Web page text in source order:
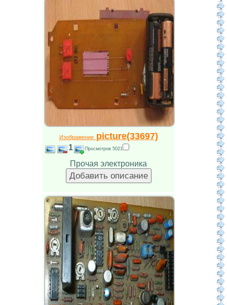
Изображениеpicture(33697)
1 Просмотров 5021
Прочая электроника